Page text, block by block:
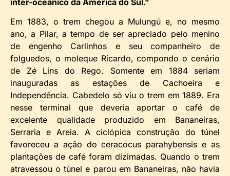
Em 1883, o trem chegou a Mulungú e, no mesmo
ano, a Pilar, a tempo de ser apreciado pelo menino
de engenho Carlinhos e seu companheiro de
folguedos, o moleque Ricardo, compondo o cenário
de Zé Lins do Rego. Somente em 1884 seriam
inauguradas as estações de Cachoeira e
Independência. Cabedelo só viu o trem em 1889. Era
nesse terminal que deveria aportar o café de
excelente qualidade produzido em Bananeiras,
Serraria e Areia. A ciclópica construção do túnel
favoreceu a ação do ceracocus parahybensis e as
plantações de café foram dizimadas. Quando o trem
atravessou o túnel e parou em Bananeiras, não havia